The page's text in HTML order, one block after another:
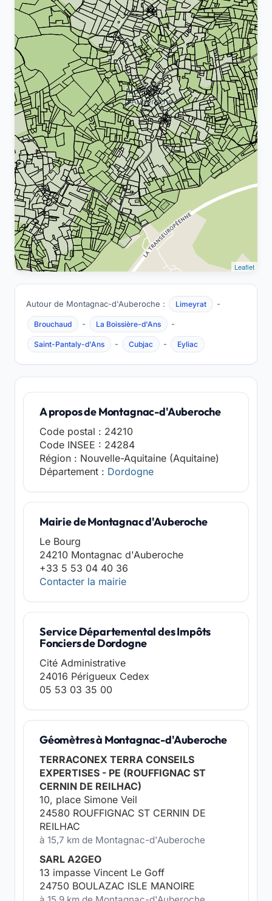
Leaflet
Autour de Montagnac-d'Auberoche : Limeyrat -
Brouchaud - La Boissière-d'Ans -
Saint-Pantaly-d'Ans - Cubjac - Eyliac
A propos de Montagnac-d'Auberoche
Code postal : 24210
Code INSEE : 24284
Région : Nouvelle-Aquitaine (Aquitaine)
Département : Dordogne
Mairie de Montagnac d'Auberoche
Le Bourg
24210 Montagnac d'Auberoche
+33 5 53 04 40 36
Contacter la mairie
Service Départemental des Impôts
Fonciers de Dordogne
Cité Administrative
24016 Périgueux Cedex
05 53 03 35 00
Géomètres à Montagnac-d'Auberoche
TERRACONEX TERRA CONSEILS
EXPERTISES - PE (ROUFFIGNAC ST
CERNIN DE REILHAC)
10, place Simone Veil
24580 ROUFFIGNAC ST CERNIN DE
REILHAC
à 15,7 km de Montagnac-d'Auberoche
SARL A2GEO
13 impasse Vincent Le Goff
24750 BOULAZAC ISLE MANOIRE